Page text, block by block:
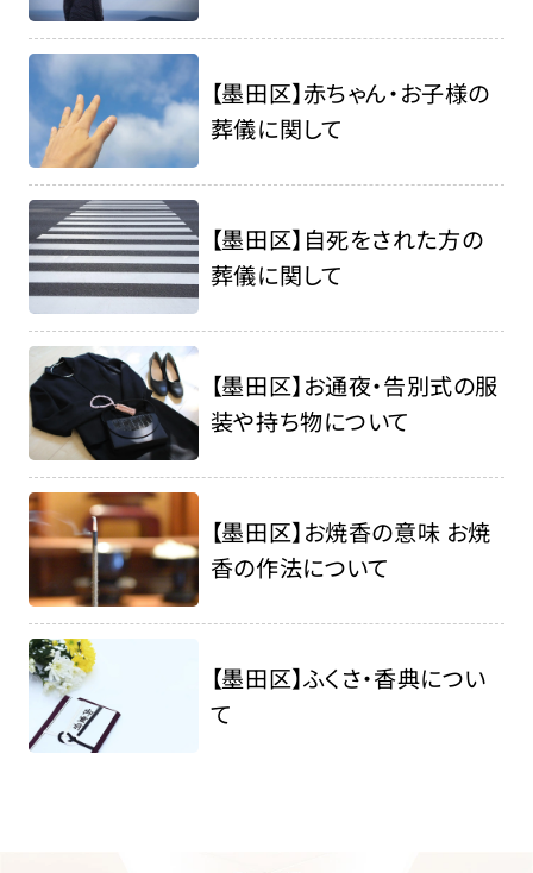
【墨田区】赤ちゃん・お子様の
葬儀に関して
【墨田区】自死をされた方の
葬儀に関して
【墨田区】お通夜・告別式の服
装や持ち物について
【墨田区】お焼香の意味 お焼
香の作法について
【墨田区】ふくさ・香典につい
て